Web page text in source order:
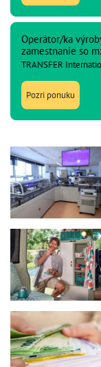
Operátor/ka
zamestnanie so
TRANSFER
Pozri ponuku